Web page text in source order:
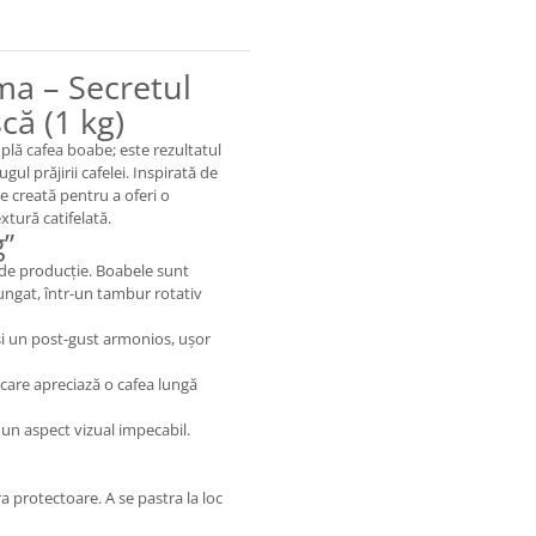
– Secretul
(1 kg)
cafea boabe; este rezultatul
prăjirii cafelei. Inspirată de
creată pentru a oferi o
catifelată.
producție. Boabele sunt
într-un tambur rotativ
un post-gust armonios, ușor
apreciază o cafea lungă
aspect vizual impecabil.
protectoare. A se pastra la loc